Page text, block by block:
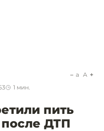
1 мин.
a A
пить
ДТП